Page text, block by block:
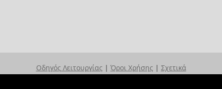
Οδηγός Λειτουργίας | Όροι Χρήσης | Σχετικά